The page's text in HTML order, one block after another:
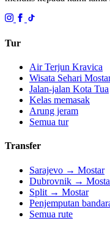
Tur
Air Terjun Kravica
Wisata Sehari
Jalan-jalan Kota Tua
Kelas memasak
Arung jeram
Semua tur
Transfer
Sarajevo → Mostar
Dubrovnik →
Split → Mostar
Penjemputan
Semua rute